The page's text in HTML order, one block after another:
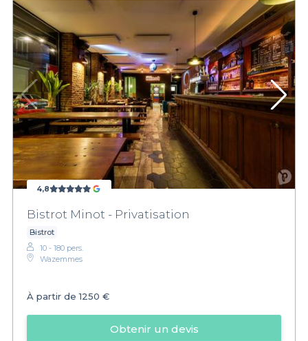
4,8
Bistrot Minot - Privatisation
Bistrot
10 - 180 pers.
Wazemmes
À partir de1250 €
Obtenir un devis